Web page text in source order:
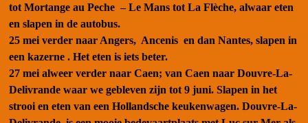
tot Mortange au Peche – Le Mans tot La Flѐche, alwaar eten
en slapen in de autobus.
25 mei verder naar Angers, Ancenis en dan Nantes, slapen in
een kazerne . Het eten is iets beter.
27 mei alweer verder naar Caen; van Caen naar Douvre-La-
Delivrande waar we gebleven zijn tot 9 juni. Slapen in het
strooi en eten van een Hollandsche keukenwagen. Douvre-La-